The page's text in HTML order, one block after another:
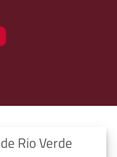
Rio Verde